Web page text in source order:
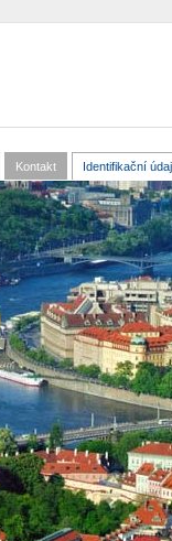
Kontakt Identifikační